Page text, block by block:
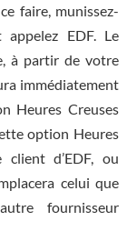
faire, munissez-
EDF. Le
à partir de votre
immédiatement
Heures Creuses
option Heures
client d’EDF, ou
celui que
fournisseur